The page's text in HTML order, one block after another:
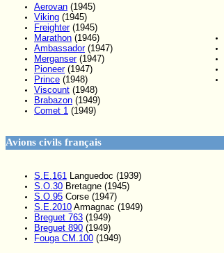
Aerovan (1945)
Viking (1945)
Freighter(1945)
Marathon (1946)
Ambassador(1947)
Merganser(1947)
Pioneer(1947)
Prince (1948)
Viscount (1948)
Brabazon (1949)
Comet 1 (1949)
Avions civils français
S.E.161 Languedoc (1939)
S.O.30 Bretagne (1945)
S.O.95 Corse (1947)
S.E.2010 Armagnac (1949)
Breguet 763 (1949)
Breguet 890 (1949)
Fouga CM.100 (1949)